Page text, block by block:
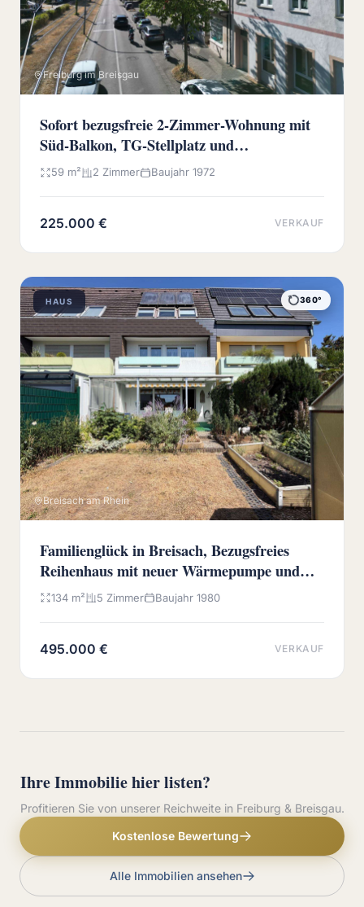
Freiburg im Breisgau
Sofort bezugsfreie 2-Zimmer-Wohnung mit
Süd-Balkon, TG-Stellplatz und
Wochenmarkt vor der Haustür
59 m² 2 Zimmer Baujahr 1972
225.000 € VERKAUF
HAUS 360°
Breisach am Rhein
Familienglück in Breisach, Bezugsfreies
Reihenhaus mit neuer Wärmepumpe und
sonnigem Westgarten
134 m² 5 Zimmer Baujahr 1980
495.000 € VERKAUF
Ihre Immobilie hier listen?
Profitieren Sie von unserer Reichweite in Freiburg & Breisgau.
Kostenlose Bewertung
Alle Immobilien ansehen